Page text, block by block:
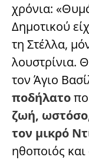
χρόνια:
Δημοτικού
τη Στέλλα,
λουστρίνια.
τον Άγιο
ποδήλατο
ζωή,
τον μικρό
ηθοποιός